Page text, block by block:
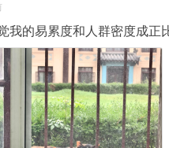
我的易累度和人群密度成正